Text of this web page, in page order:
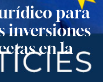
para
inversiones
en la